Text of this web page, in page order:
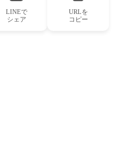
LINEで
シェア
URLを
コピー